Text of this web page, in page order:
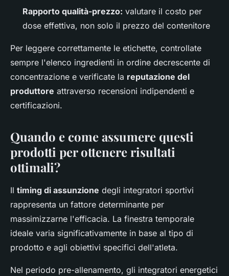
Rapporto qualità-prezzo: valutare il costo per
dose effettiva, non solo il prezzo del contenitore
Per leggere correttamente le etichette, controllate
sempre l'elenco ingredienti in ordine decrescente di
concentrazione e verificate la reputazione del
produttore attraverso recensioni indipendenti e
certificazioni.
Quando e come assumere questi
prodotti per ottenere risultati
ottimali?
Il timing di assunzione degli integratori sportivi
rappresenta un fattore determinante per
massimizzarne l'efficacia. La finestra temporale
ideale varia significativamente in base al tipo di
prodotto e agli obiettivi specifici dell'atleta.
Nel periodo pre-allenamento, gli integratori energetici